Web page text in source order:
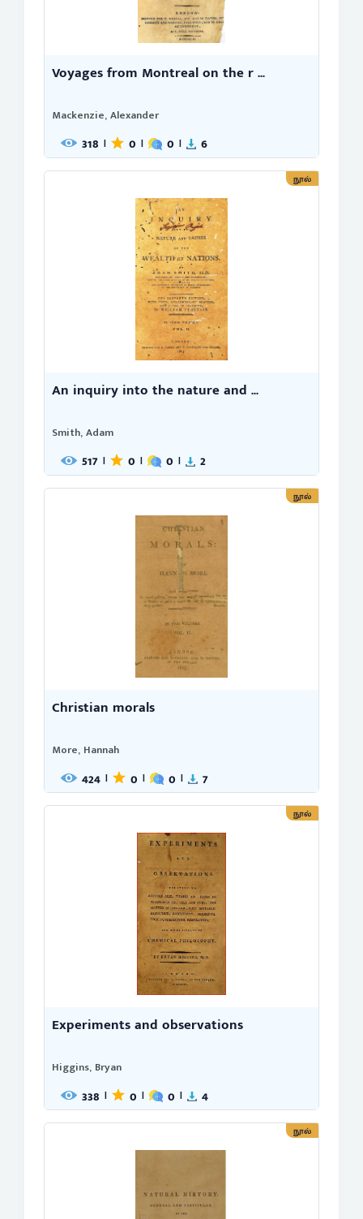
Voyages from Montreal on the r ...
Mackenzie, Alexander
318 | 0 | 0 | 6
நூல்
An inquiry into the nature and ...
Smith, Adam
517 | 0 | 0 | 2
நூல்
Christian morals
More, Hannah
424 | 0 | 0 | 7
நூல்
Experiments and observations
Higgins, Bryan
338 | 0 | 0 | 4
நூல்